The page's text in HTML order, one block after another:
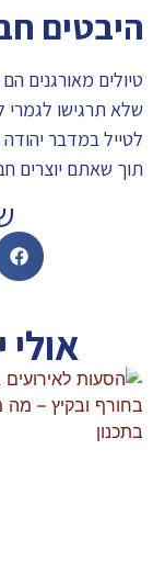
היבטים
טיולים מאורגנים
שלא תרגישו
לטייל במדבר יהודה
תוך שאתם יוצרים
אולי